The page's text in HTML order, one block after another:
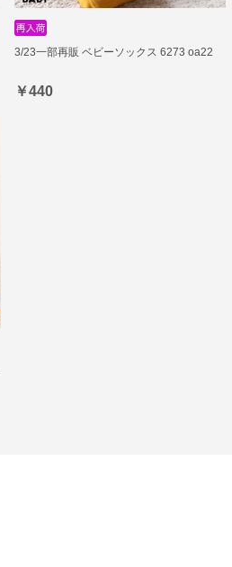
3/23一部再販 ベビーソックス 6273 oa22
￥440